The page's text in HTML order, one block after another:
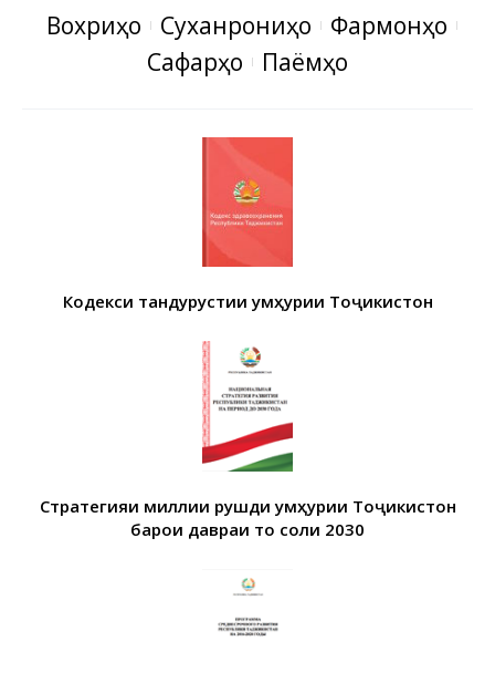
Вохӯриҳо Суханрониҳо
Фармонҳо
Сафарҳо
Паёмҳо
Кодекси тандурустии Ҷумҳурии Тоҷикистон
Стратегияи миллии рушди Ҷумҳурии Тоҷикистон
барои давраи то соли 2030